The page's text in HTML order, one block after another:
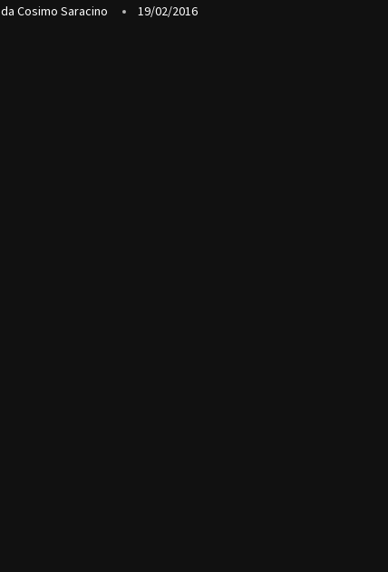
da Cosimo Saracino 19/02/2016